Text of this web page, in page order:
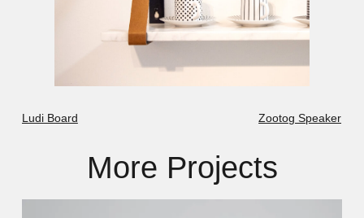
Ludi Board Zootog Speaker
More Projects